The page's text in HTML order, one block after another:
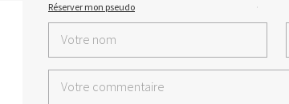
Réserver mon pseudo ·